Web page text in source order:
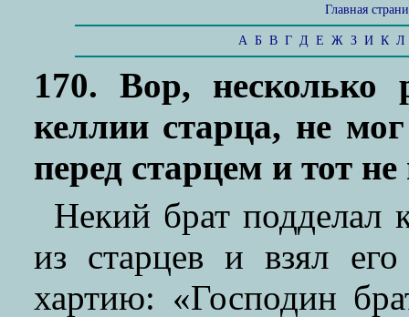
Главная
А Б В Г Д Е Ж З И К Л
170. Вор, несколько
келлии старца, не
перед старцем и тот
Некий брат подделал
из старцев и взял
хартию: «Господин